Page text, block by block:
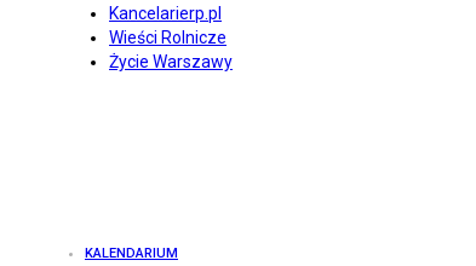
Kancelarierp.pl
Wieści Rolnicze
Życie Warszawy
KALENDARIUM